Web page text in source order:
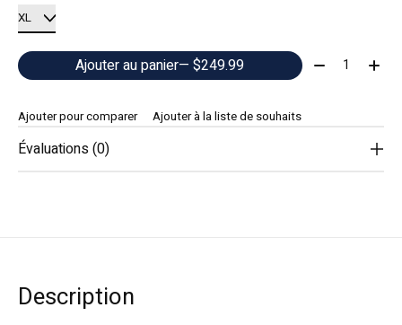
Ajouter au panier — $249.99 Quantité:
Ajouter pour comparer Ajouter à la liste de souhaits
Évaluations (0)
Description